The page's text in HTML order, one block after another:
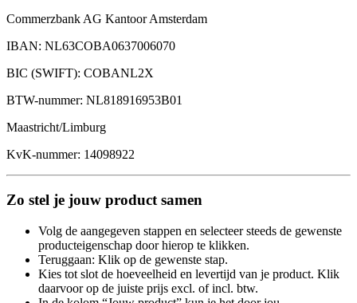
Commerzbank AG Kantoor Amsterdam
IBAN: NL63COBA0637006070
BIC (SWIFT): COBANL2X
BTW-nummer: NL818916953B01
Maastricht/Limburg
KvK-nummer: 14098922
Zo stel je jouw product samen
Volg de aangegeven stappen en selecteer steeds de gewenste
producteigenschap door hierop te klikken.
Teruggaan: Klik op de gewenste stap.
Kies tot slot de hoeveelheid en levertijd van je product. Klik
daarvoor op de juiste prijs excl. of incl. btw.